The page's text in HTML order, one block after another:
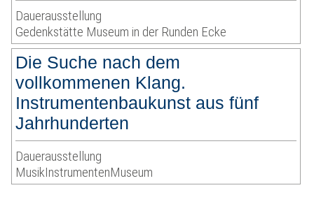
Dauerausstellung
Gedenkstätte Museum in der Runden Ecke
Die Suche nach dem
vollkommenen Klang.
Instrumentenbaukunst aus fünf
Jahrhunderten
Dauerausstellung
MusikInstrumentenMuseum